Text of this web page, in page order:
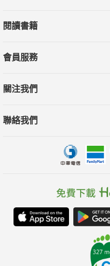
閱讀書籍
會員服務
關注我們
聯絡我們